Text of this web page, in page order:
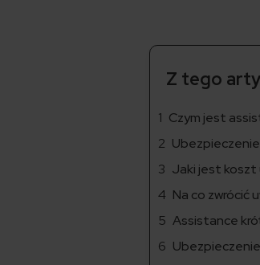
Z tego
Czym jest
Jaki jest
Na co zwrócić
Assistance